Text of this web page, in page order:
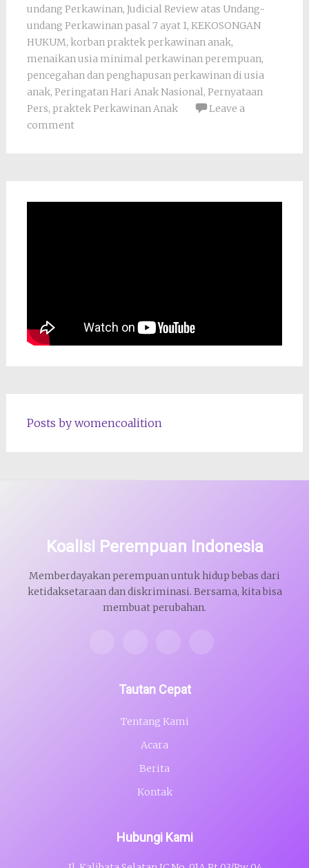
undang Perkawinan, Judicial Review atas Undang-
undang Perkawinan pasal 7 ayat 1, KEKOSONGAN
HUKUM, korban praktek perkawinan anak,
menaikan usia minimal perkawinan perempuan,
pencegahan dan penghapusan perkawinan di usia
anak, Peringatan Hari Anak Nasional, Pernyataan
Pers, praktek Perkawinan Anak
Leave a
comment
Posts by womencoalition
Koalisi Perempuan Indonesia
Memberdayakan perempuan untuk hidup bebas dari
ketidaksetaraan dan diskriminasi. Bersama, kita bisa
membuat perubahan.
Tautan Cepat
Tentang Kami
Acara
Berita
Kontak
Hubungi Kami